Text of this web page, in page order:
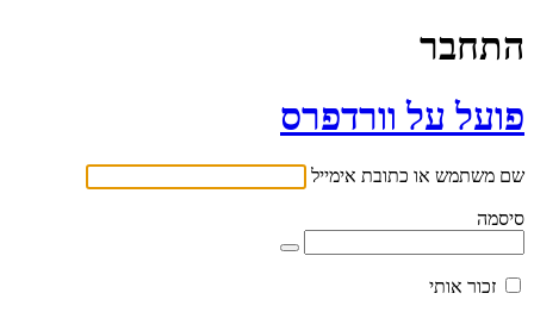
התחבר
פועל על וורדפרס
שם משתמש או כתובת אימייל
סיסמה
זכור אותי